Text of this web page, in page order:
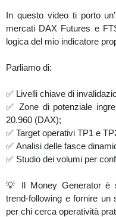
In questo video ti porto
mercati DAX Futures e
logica del mio indicatore
Parliamo di:
✅ Livelli chiave di
✅ Zone di potenziale
20.960 (DAX);
✅ Target operativi TP1 e
✅ Analisi delle fasce
✅ Studio dei volumi per
💡 Il Money Generator è
trend-following e fornire un
per chi cerca operatività